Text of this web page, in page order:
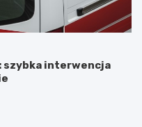
szybka interwencja